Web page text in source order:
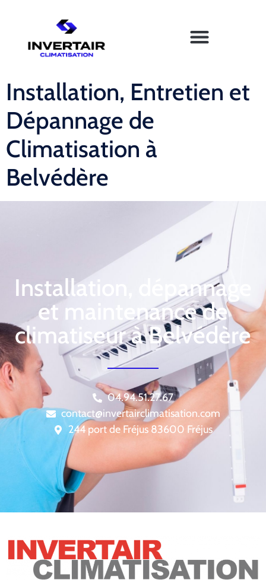
Installation, Entretien et
Dépannage de
Climatisation à
Belvédère
Installation, dépannage
et maintenance de
climatiseur à Belvédère
04.94.51.27.67
contact@invertairclimatisation.com
244 port de Fréjus 83600 Fréjus